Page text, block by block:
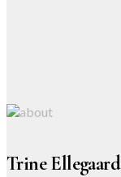
Trine Ellegaard